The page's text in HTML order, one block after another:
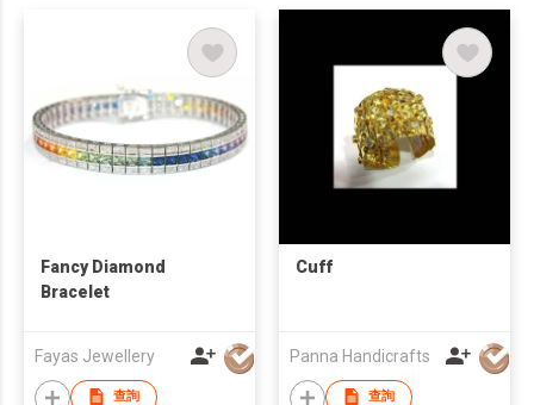
Fancy Diamond
Bracelet
Fayas Jewellery
查詢
Cuff
Panna Handicrafts
查詢